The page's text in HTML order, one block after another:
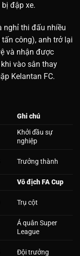
bị đập xe.
nghỉ thi đấu nhiều
công), anh trở lại
và nhận được
vào sân thay
Kelantan FC.
Ghi chú
Khởi đầu sự
nghiệp
Trưởng thành
Vô địch FA Cup
Trụ cột
Á quân Super
League
Đội trưởng